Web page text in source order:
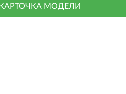
КАРТОЧКА МОДЕЛИ